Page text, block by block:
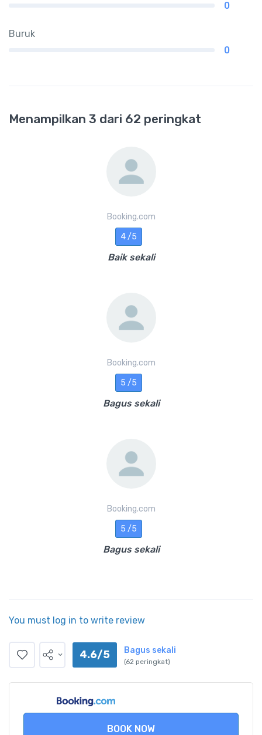
0
Buruk
0
Menampilkan 3 dari 62 peringkat
Booking.com
4 /5
Baik sekali
Booking.com
5 /5
Bagus sekali
Booking.com
5 /5
Bagus sekali
You must log in to write review
4.6/5 Bagus sekali
(62 peringkat)
BOOK NOW